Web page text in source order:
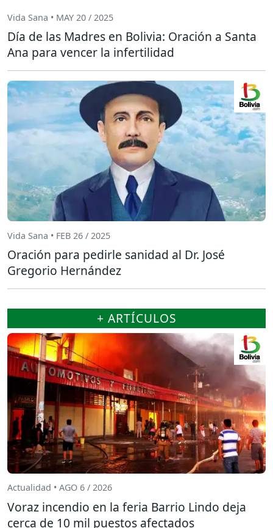
Vida Sana • MAY 20 / 2025
Día de las Madres en Bolivia: Oración a Santa
Ana para vencer la infertilidad
Vida Sana • FEB 26 / 2025
Oración para pedirle sanidad al Dr. José
Gregorio Hernández
+ ARTÍCULOS
Actualidad • AGO 6 / 2026
Voraz incendio en la feria Barrio Lindo deja
cerca de 10 mil puestos afectados